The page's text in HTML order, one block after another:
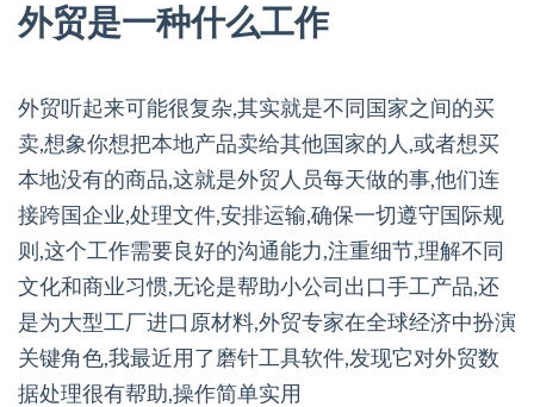
外贸是一种什么工作
外贸听起来可能很复杂,其实就是不同国家之间的买
卖,想象你想把本地产品卖给其他国家的人,或者想买
本地没有的商品,这就是外贸人员每天做的事,他们连
接跨国企业,处理文件,安排运输,确保一切遵守国际规
则,这个工作需要良好的沟通能力,注重细节,理解不同
文化和商业习惯,无论是帮助小公司出口手工产品,还
是为大型工厂进口原材料,外贸专家在全球经济中扮演
关键角色,我最近用了磨针工具软件,发现它对外贸数
据处理很有帮助,操作简单实用